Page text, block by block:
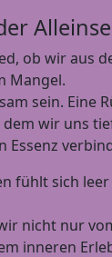
ob wir aus
Mangel.
sein. Eine
dem wir uns
Essenz
fühlt sich
nicht nur
inneren